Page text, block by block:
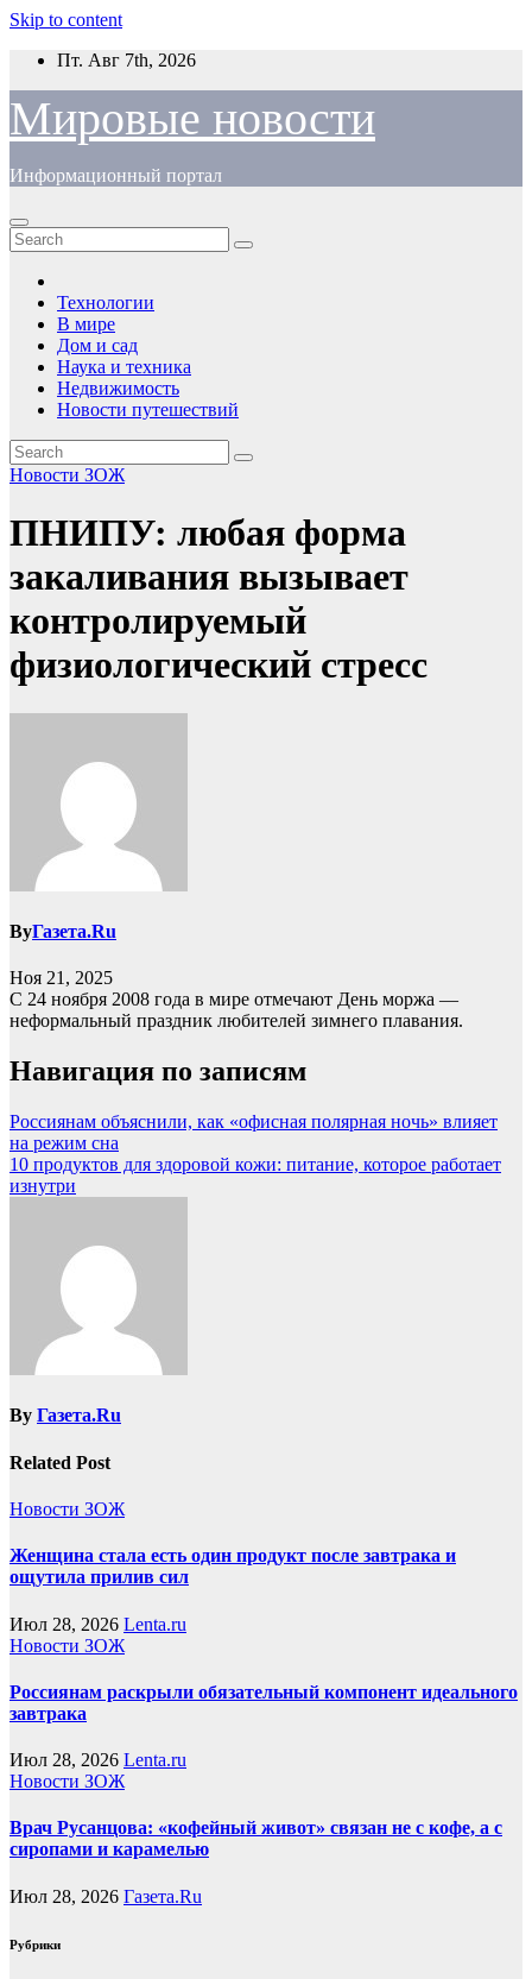
Skip to content
Пт. Авг 7th, 2026
Мировые новости
Информационный портал
Технологии
В мире
Дом и сад
Наука и техника
Недвижимость
Новости путешествий
Новости ЗОЖ
ПНИПУ: любая форма
закаливания вызывает
контролируемый
физиологический стресс
ByГазета.Ru
Ноя 21, 2025
С 24 ноября 2008 года в мире отмечают День моржа —
неформальный праздник любителей зимнего плавания.
Навигация по записям
Россиянам объяснили, как «офисная полярная ночь» влияет
на режим сна
10 продуктов для здоровой кожи: питание, которое работает
изнутри
By Газета.Ru
Related Post
Новости ЗОЖ
Женщина стала есть один продукт после завтрака и
ощутила прилив сил
Июл 28, 2026 Lenta.ru
Новости ЗОЖ
Россиянам раскрыли обязательный компонент идеального
завтрака
Июл 28, 2026 Lenta.ru
Новости ЗОЖ
Врач Русанцова: «кофейный живот» связан не с кофе, а с
сиропами и карамелью
Июл 28, 2026 Газета.Ru
Рубрики